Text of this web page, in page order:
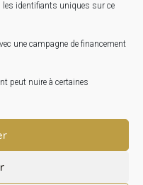
les identifiants uniques sur ce
une campagne de financement
peut nuire à certaines
19 Sept au 29 Nov.
Oct. 2026
de la santé mentale –